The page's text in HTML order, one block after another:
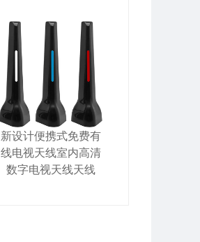
新设计便携式免费有
线电视天线室内高清
数字电视天线天线